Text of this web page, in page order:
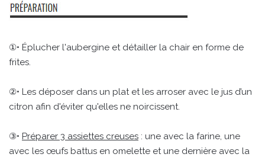
①• Éplucher l'aubergine et détailler la chair en forme de
frites.
②• Les déposer dans un plat et les arroser avec le jus d’un
citron afin d'éviter qu'elles ne noircissent.
③• Préparer 3 assiettes creuses : une avec la farine, une
avec les œufs battus en omelette et une dernière avec la